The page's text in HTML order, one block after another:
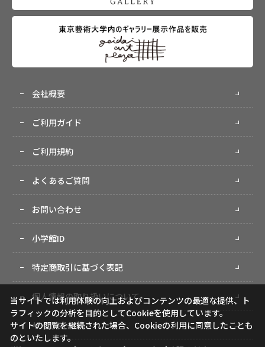
会社概要
ご利用ガイド
ご利用規約
よくあるご質問
お問い合わせ
小学館ID
特定商取引に基づく表記
個人情報の取り扱いについて
サイトマップ
当サイトでは利用体験の向上およびコンテンツの最適な提供、ト
ラフィックの分析を目的としてCookieを使用しています。
サイトの閲覧を継続された場合、Cookieの利用に同意したことも
のといたします。